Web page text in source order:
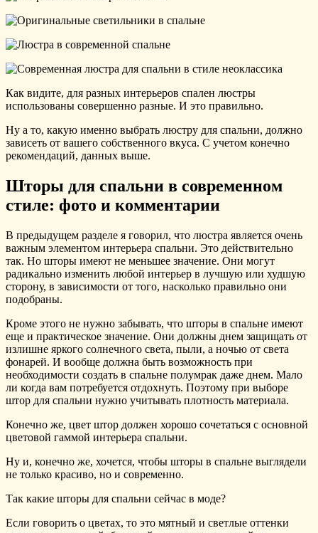
Как видите, для разных интерьеров спален люстры
использованы совершенно разные. И это правильно.
Ну а то, какую именно выбрать люстру для спальни, должно
зависеть от вашего собственного вкуса. С учетом конечно
рекомендаций, данных выше.
Шторы для спальни в современном
стиле: фото и комментарии
В предыдущем разделе я говорил, что люстра является очень
важным элементом интерьера спальни. Это действительно
так. Но шторы имеют не меньшее значение. Они могут
радикально изменить любой интерьер в лучшую или худшую
сторону, в зависимости от того, насколько правильно они
подобраны.
Кроме этого не нужно забывать, что шторы в спальне имеют
еще и практическое значение. Они должны днем защищать от
излишне яркого солнечного света, пыли, а ночью от света
фонарей. И вообще должна быть возможность при
необходимости создать в спальне полумрак даже днем. Мало
ли когда вам потребуется отдохнуть. Поэтому при выборе
штор для спальни нужно учитывать плотность материала.
Конечно же, цвет штор должен хорошо сочетаться с основной
цветовой гаммой интерьера спальни.
Ну и, конечно же, хочется, чтобы шторы в спальне выглядели
не только красиво, но и современно.
Так какие шторы для спальни сейчас в моде?
Если говорить о цветах, то это мятный и светлые оттенки